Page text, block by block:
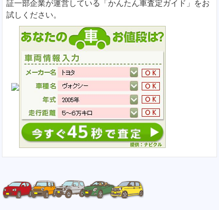
証一部企業が運営している「かんたん車査定ガイド」をお
試しください。